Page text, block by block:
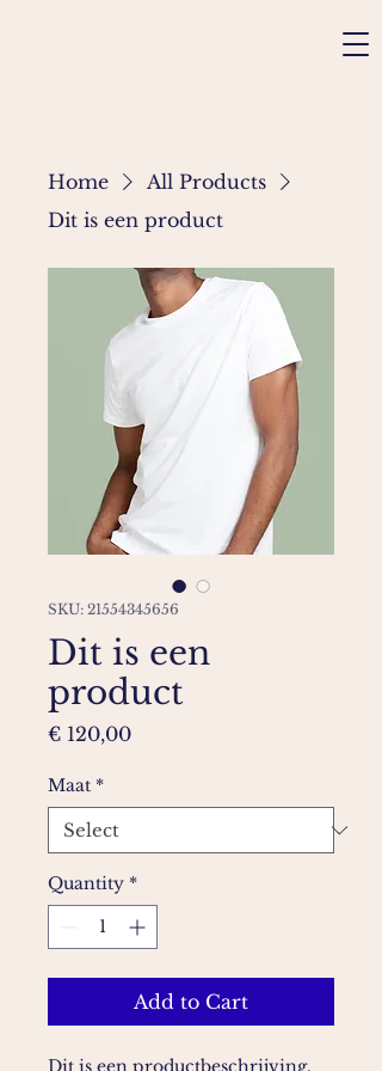
Home
All Products
Dit is een product
SKU: 21554345656
Dit is een
product
€ 120,00Price
Maat *
Quantity *
Add to Cart
Dit is een productbeschrijving.